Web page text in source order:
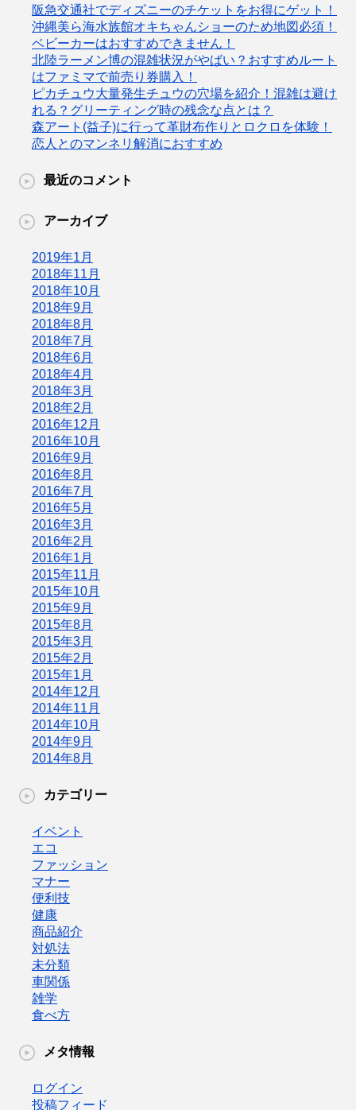
阪急交通社でディズニーのチケットをお得にゲット！
沖縄美ら海水族館オキちゃんショーのため地図必須！
ベビーカーはおすすめできません！
北陸ラーメン博の混雑状況がやばい？おすすめルート
はファミマで前売り券購入！
ピカチュウ大量発生チュウの穴場を紹介！混雑は避け
れる？グリーティング時の残念な点とは？
森アート(益子)に行って革財布作りとロクロを体験！
恋人とのマンネリ解消におすすめ
最近のコメント
アーカイブ
2019年1月
2018年11月
2018年10月
2018年9月
2018年8月
2018年7月
2018年6月
2018年4月
2018年3月
2018年2月
2016年12月
2016年10月
2016年9月
2016年8月
2016年7月
2016年5月
2016年3月
2016年2月
2016年1月
2015年11月
2015年10月
2015年9月
2015年8月
2015年3月
2015年2月
2015年1月
2014年12月
2014年11月
2014年10月
2014年9月
2014年8月
カテゴリー
イベント
エコ
ファッション
マナー
便利技
健康
商品紹介
対処法
未分類
車関係
雑学
食べ方
メタ情報
ログイン
投稿フィード